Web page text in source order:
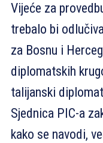
Vijeće za
trebalo bi
za Bosnu i
diplomatskih
talijanski
Sjednica PIC-a
kako se navodi,